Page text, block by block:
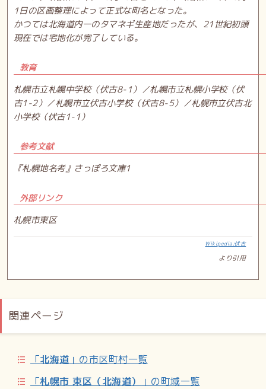
1日の区画整理によって正式な町名となった。
かつては北海道内一のタマネギ生産地だったが、21世紀初頭
現在では宅地化が完了している。
教育
札幌市立札幌中学校（伏古8-1）／札幌市立札幌小学校（伏
古1-2）／札幌市立伏古小学校（伏古8-5）／札幌市立伏古北
小学校（伏古1-1）
参考文献
『札幌地名考』さっぽろ文庫1
外部リンク
札幌市東区
Wikipedia:伏古
より引用
関連ページ
「北海道 」の市区町村一覧
「札幌市 東区（北海道）
」の町域一覧